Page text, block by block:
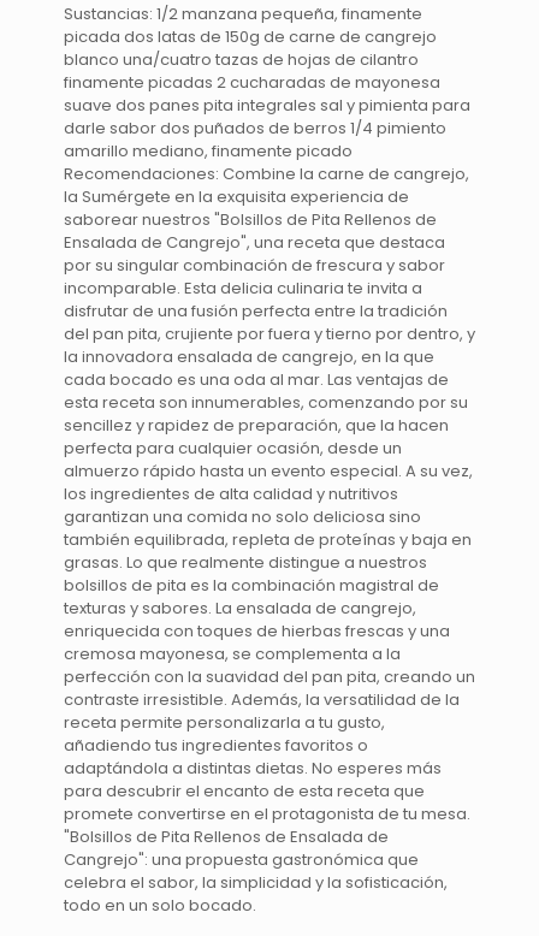
Sustancias: 1/2 manzana pequeña, finamente
picada dos latas de 150g de carne de cangrejo
blanco una/cuatro tazas de hojas de cilantro
finamente picadas 2 cucharadas de mayonesa
suave dos panes pita integrales sal y pimienta para
darle sabor dos puñados de berros 1/4 pimiento
amarillo mediano, finamente picado
Recomendaciones: Combine la carne de cangrejo,
la Sumérgete en la exquisita experiencia de
saborear nuestros "Bolsillos de Pita Rellenos de
Ensalada de Cangrejo", una receta que destaca
por su singular combinación de frescura y sabor
incomparable. Esta delicia culinaria te invita a
disfrutar de una fusión perfecta entre la tradición
del pan pita, crujiente por fuera y tierno por dentro, y
la innovadora ensalada de cangrejo, en la que
cada bocado es una oda al mar. Las ventajas de
esta receta son innumerables, comenzando por su
sencillez y rapidez de preparación, que la hacen
perfecta para cualquier ocasión, desde un
almuerzo rápido hasta un evento especial. A su vez,
los ingredientes de alta calidad y nutritivos
garantizan una comida no solo deliciosa sino
también equilibrada, repleta de proteínas y baja en
grasas. Lo que realmente distingue a nuestros
bolsillos de pita es la combinación magistral de
texturas y sabores. La ensalada de cangrejo,
enriquecida con toques de hierbas frescas y una
cremosa mayonesa, se complementa a la
perfección con la suavidad del pan pita, creando un
contraste irresistible. Además, la versatilidad de la
receta permite personalizarla a tu gusto,
añadiendo tus ingredientes favoritos o
adaptándola a distintas dietas. No esperes más
para descubrir el encanto de esta receta que
promete convertirse en el protagonista de tu mesa.
"Bolsillos de Pita Rellenos de Ensalada de
Cangrejo": una propuesta gastronómica que
celebra el sabor, la simplicidad y la sofisticación,
todo en un solo bocado.